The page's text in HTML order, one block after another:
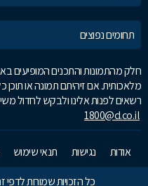
תחומים נפוצים
חלק מהתמונות והתכנים המופיעים
מלאכותית. אם זיהיתם תמונה או תוכן
רשאים לפנות אלינו ולבקש לחדול
1800@d.co.il
אודות נגישות תנאי שימוש
כל הזכויות שמורות לדפי